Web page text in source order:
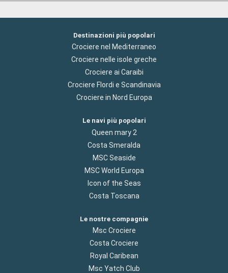
Destinazioni più popolari
Crociere nel Mediterraneo
Crociere nelle isole greche
Crociere ai Caraibi
Crociere Flordi e Scandinavia
Crociere in Nord Europa
Le navi più popolari
Queen mary 2
Costa Smeralda
MSC Seaside
MSC World Europa
Icon of the Seas
Costa Toscana
Le nostre compagnie
Msc Crociere
Costa Crociere
Royal Caribean
Msc Yatch Club